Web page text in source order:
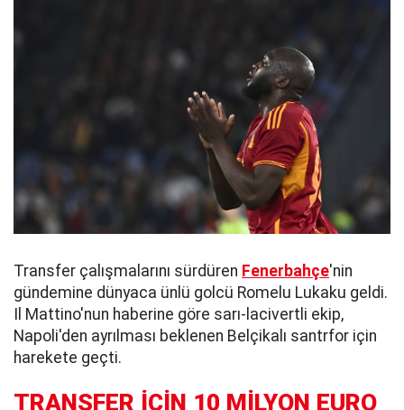
Transfer çalışmalarını sürdüren Fenerbahçe'nin
gündemine dünyaca ünlü golcü Romelu Lukaku geldi.
Il Mattino'nun haberine göre sarı-lacivertli ekip,
Napoli'den ayrılması beklenen Belçikalı santrfor için
harekete geçti.
TRANSFER İÇİN 10 MİLYON EURO